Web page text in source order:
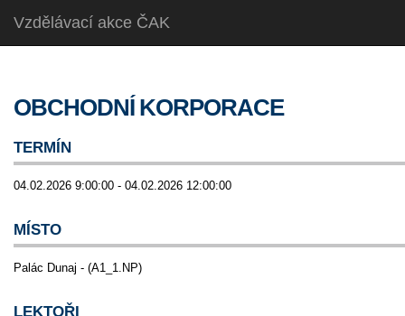
Vzdělávací akce ČAK
OBCHODNÍ KORPORACE
TERMÍN
04.02.2026 9:00:00 - 04.02.2026 12:00:00
MÍSTO
Palác Dunaj - (A1_1.NP)
LEKTOŘI